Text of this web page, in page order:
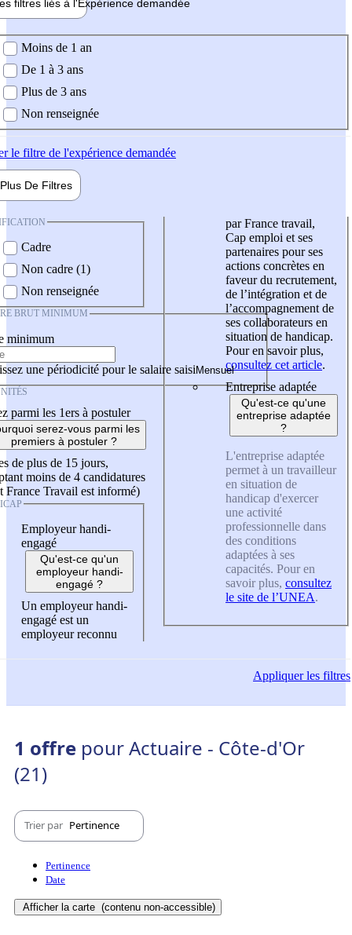
filtres liés à l'Expérience demandée
demandée
Moins de 1 an
De 1 à 3 ans
Plus de 3 ans
Non renseignée
le filtre de l'expérience demandée
Plus De Filtres
Cadre
Non cadre (1)
Non renseignée
BRUT MINIMUM
minimum
une périodicité pour le salaire saisi
parmi les 1ers à postuler
serez-vous parmi les
premiers à postuler ?
de plus de 15 jours,
moins de 4 candidatures
France Travail est informé)
Employeur handi-
engagé
Qu'est-ce qu'un
employeur handi-
engagé ?
Un employeur handi-
engagé est un
employeur reconnu
par France travail,
Cap emploi et ses
partenaires pour ses
actions concrètes en
faveur du recrutement,
de l’intégration et de
l’accompagnement de
ses collaborateurs en
situation de handicap.
Pour en savoir plus,
consultez cet article.
Entreprise adaptée
Qu'est-ce qu'une
entreprise adaptée
?
L'entreprise adaptée
permet à un travailleur
en situation de
handicap d'exercer
une activité
professionnelle dans
des conditions
adaptées à ses
capacités. Pour en
savoir plus, consultez
le site de l’UNEA.
Appliquerles filtres
1 offre pour Actuaire - Côte-d'Or
(21)
Trier par Pertinence
Pertinence
Date
Afficher la carte (contenu non-accessible)